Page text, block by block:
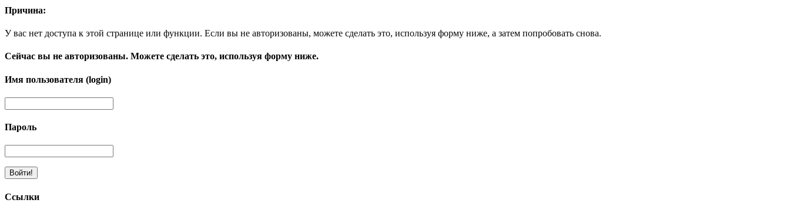
Причина:
У вас нет доступа к этой странице или функции. Если вы не авторизованы, можете сделать это, используя форму ниже, а затем попробовать снова.
Сейчас вы не авторизованы. Можете сделать это, используя форму ниже.
Имя пользователя (login)
Пароль
Ссылки